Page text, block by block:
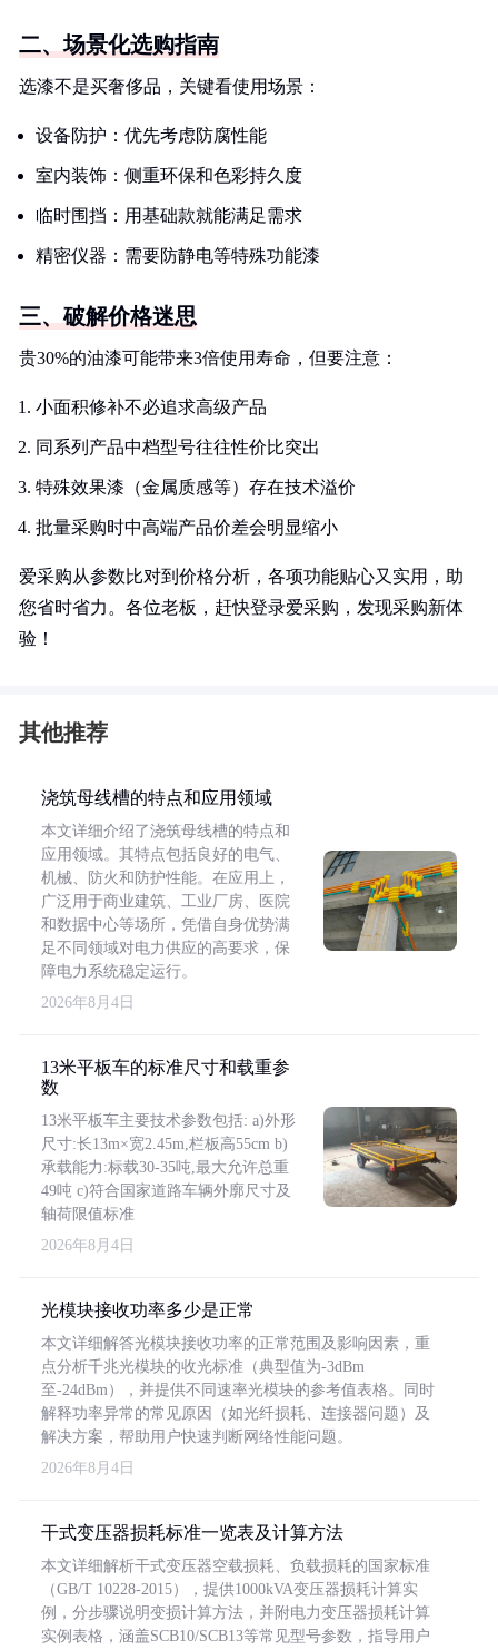
二、场景化选购指南
选漆不是买奢侈品，关键看使用场景：
设备防护：优先考虑防腐性能
室内装饰：侧重环保和色彩持久度
临时围挡：用基础款就能满足需求
精密仪器：需要防静电等特殊功能漆
三、破解价格迷思
贵30%的油漆可能带来3倍使用寿命，但要注意：
小面积修补不必追求高级产品
同系列产品中档型号往往性价比突出
特殊效果漆（金属质感等）存在技术溢价
批量采购时中高端产品价差会明显缩小
爱采购从参数比对到价格分析，各项功能贴心又实用，助
您省时省力。各位老板，赶快登录爱采购，发现采购新体
验！
其他推荐
浇筑母线槽的特点和应用领域
本文详细介绍了浇筑母线槽的特点和
应用领域。其特点包括良好的电气、
机械、防火和防护性能。在应用上，
广泛用于商业建筑、工业厂房、医院
和数据中心等场所，凭借自身优势满
足不同领域对电力供应的高要求，保
障电力系统稳定运行。
2026年8月4日
13米平板车的标准尺寸和载重参
数
13米平板车主要技术参数包括: a)外形
尺寸:长13m×宽2.45m,栏板高55cm b)
承载能力:标载30-35吨,最大允许总重
49吨 c)符合国家道路车辆外廓尺寸及
轴荷限值标准
2026年8月4日
光模块接收功率多少是正常
本文详细解答光模块接收功率的正常范围及影响因素，重
点分析千兆光模块的收光标准（典型值为-3dBm
至-24dBm），并提供不同速率光模块的参考值表格。同时
解释功率异常的常见原因（如光纤损耗、连接器问题）及
解决方案，帮助用户快速判断网络性能问题。
2026年8月4日
干式变压器损耗标准一览表及计算方法
本文详细解析干式变压器空载损耗、负载损耗的国家标准
（GB/T 10228-2015），提供1000kVA变压器损耗计算实
例，分步骤说明变损计算方法，并附电力变压器损耗计算
实例表格，涵盖SCB10/SCB13等常见型号参数，指导用户